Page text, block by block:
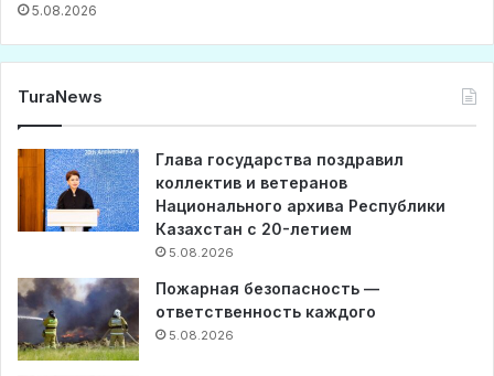
5.08.2026
TuraNews
Глава государства поздравил
коллектив и ветеранов
Национального архива Республики
Казахстан с 20-летием
5.08.2026
Пожарная безопасность —
ответственность каждого
5.08.2026